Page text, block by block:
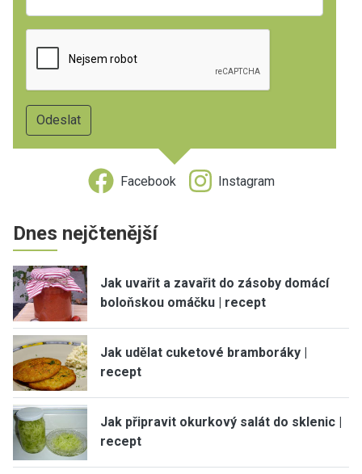
Facebook Instagram
Dnes nejčtenější
Jak uvařit a zavařit do zásoby domácí
boloňskou omáčku | recept
Jak udělat cuketové bramboráky |
recept
Jak připravit okurkový salát do sklenic |
recept